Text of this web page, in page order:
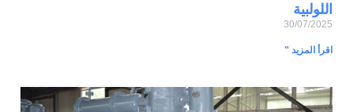
اللولبية
30/07/2025
اقرأ المزيد "